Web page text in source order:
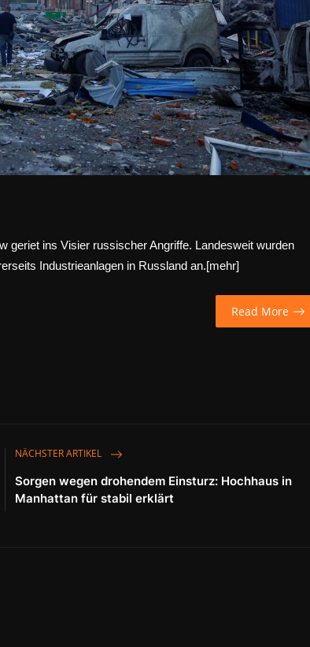
geriet ins Visier russischer Angriffe. Landesweit wurden
Industrieanlagen in Russland an.[mehr]
Read More
NÄCHSTER ARTIKEL
Sorgen wegen drohendem Einsturz: Hochhaus in
Manhattan für stabil erklärt